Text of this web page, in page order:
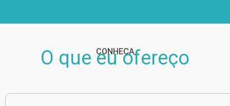
CONHEÇA
O que eu ofereço